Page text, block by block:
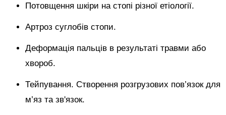
Потовщення шкіри на стопі різної етіології.
Артроз суглобів стопи.
Деформація пальців в результаті травми або
хвороб.
Тейпування. Створення розгрузових пов’язок для
м’яз та зв'язок.